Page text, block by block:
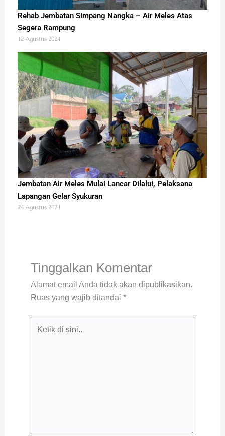
Rehab Jembatan Simpang Nangka – Air Meles Atas
Segera Rampung
12 Agustus 2024
Jembatan Air Meles Mulai Lancar Dilalui, Pelaksana
Lapangan Gelar Syukuran
24 Agustus 2024
Tinggalkan Komentar
Alamat email Anda tidak akan dipublikasikan.
Ruas yang wajib ditandai *